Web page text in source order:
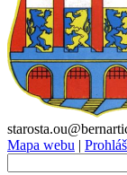
Mapa webu |